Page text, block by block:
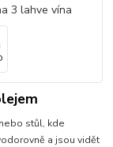
stůl, kde
a jsou vidět